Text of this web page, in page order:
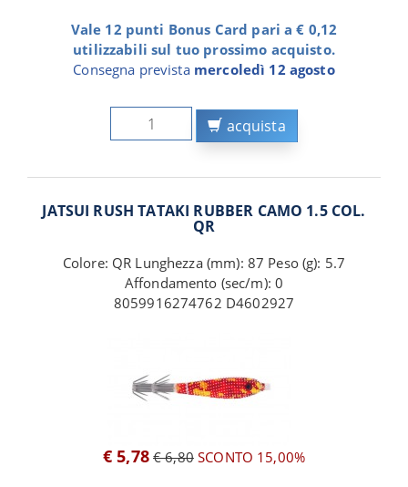
Vale 12 punti Bonus Card pari a € 0,12
utilizzabili sul tuo prossimo acquisto.
Consegna prevista mercoledì 12 agosto
acquista
JATSUI RUSH TATAKI RUBBER CAMO 1.5 COL.
QR
Colore: QR Lunghezza (mm): 87 Peso (g): 5.7
Affondamento (sec/m): 0
8059916274762 D4602927
€ 5,78 € 6,80SCONTO 15,00%